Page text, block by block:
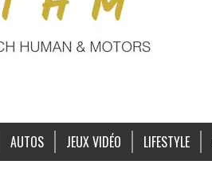
AUTOS JEUX VIDÉO LIFESTYLE